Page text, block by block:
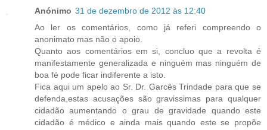
Anónimo 31 de dezembro de 2012 às 12:40
Ao ler os comentários, como já referi compreendo o
anonimato mas não o apoio.
Quanto aos comentários em si, concluo que a revolta é
manifestamente generalizada e ninguém mas ninguém de
boa fé pode ficar indiferente a isto.
Fica aqui um apelo ao Sr. Dr. Garcês Trindade para que se
defenda,estas acusações são gravissimas para qualquer
cidadão aumentando o grau de gravidade quando este
cidadão é médico e ainda mais quando este se propõe